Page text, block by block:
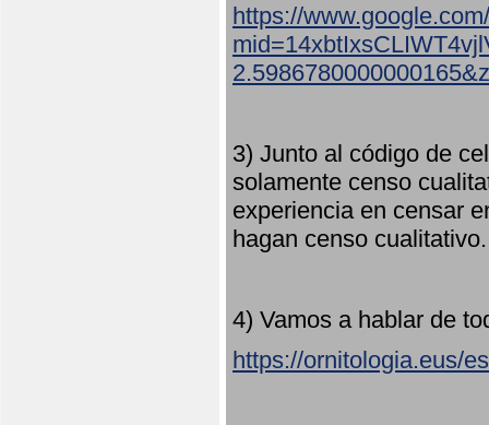
https://
3) Junto al código de
solamente censo
experiencia en censar
hagan censo
4) Vamos a hablar de
https://ornitologia.eus/